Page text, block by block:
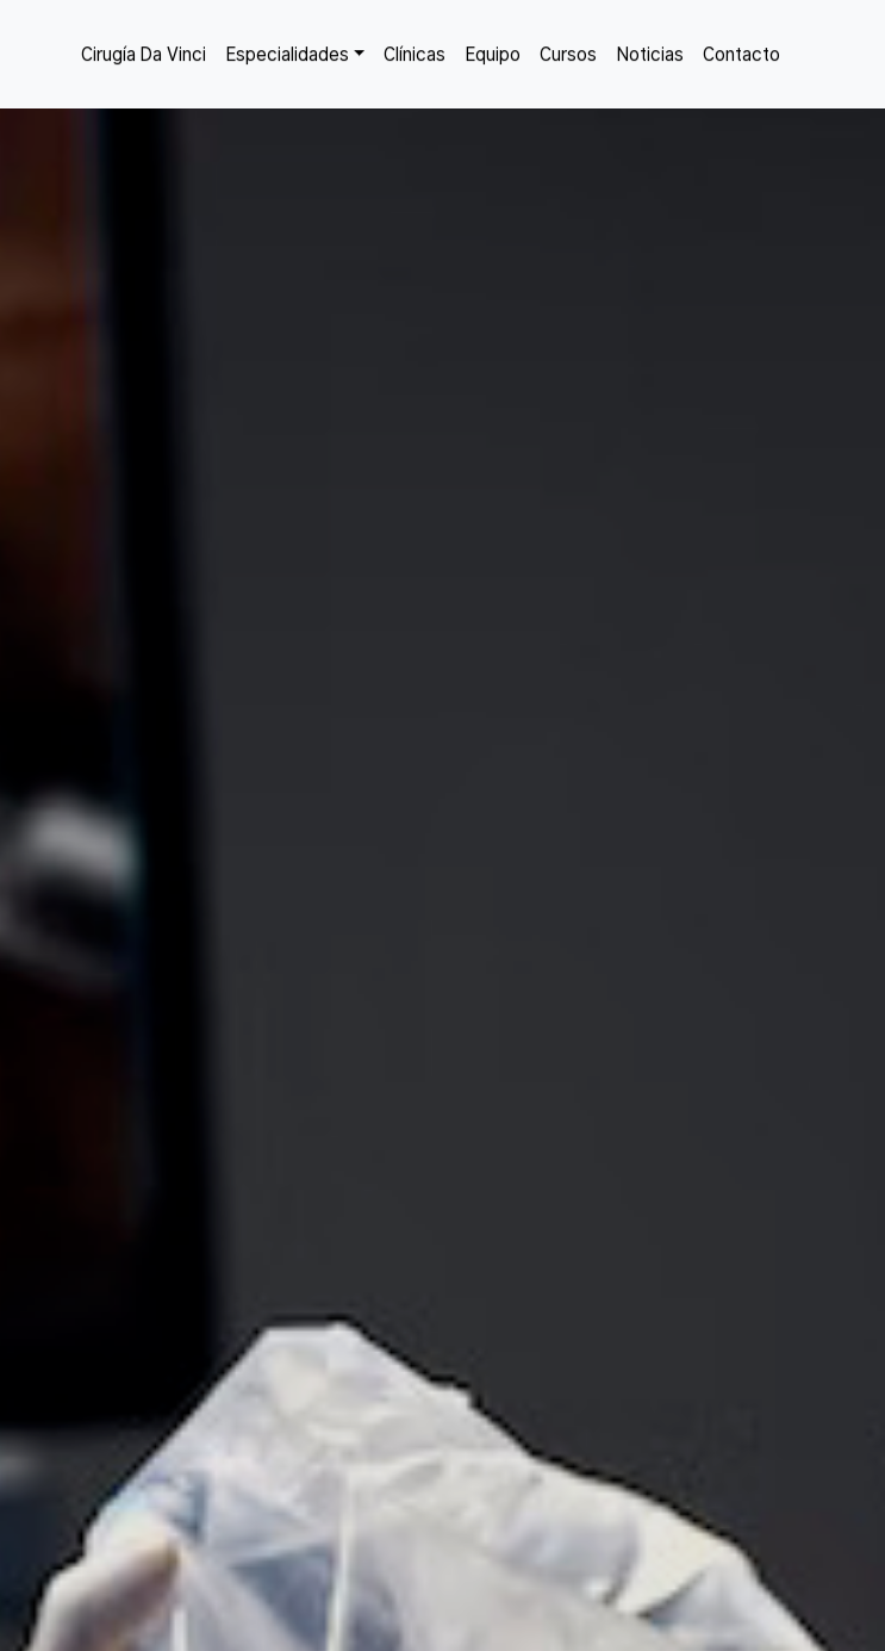
Cirugía Da Vinci Especialidades Clínicas Equipo Cursos Noticias Contacto